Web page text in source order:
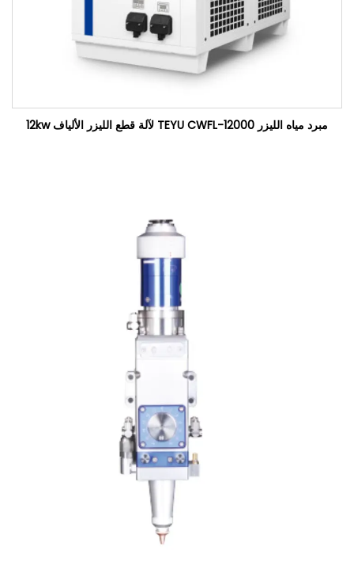
مبرد مياه الليزر TEYU CWFL-12000 لآلة قطع الليزر الألياف 12kw